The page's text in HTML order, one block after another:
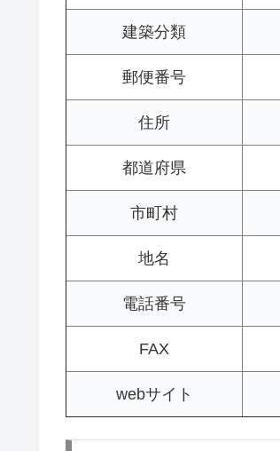
建築分類
郵便番号
住所
都道府県
市町村
地名
電話番号
FAX
webサイト